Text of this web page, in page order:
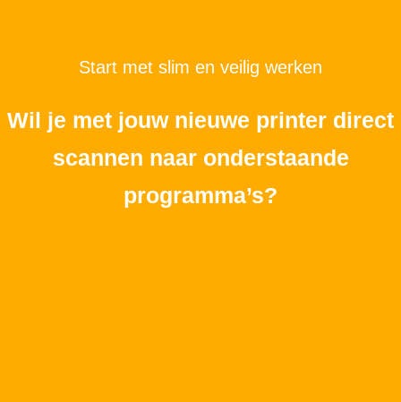
Start met slim en veilig werken
Wil je met jouw nieuwe printer direct
scannen naar onderstaande
programma’s?